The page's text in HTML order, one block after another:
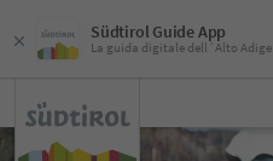
Südtirol Guide App
La guida digitale dell´Alto Adige